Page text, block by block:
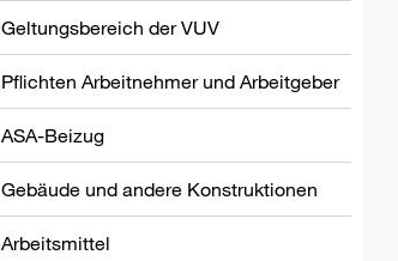
Geltungsbereich der VUV
Pflichten Arbeitnehmer und Arbeitgeber
ASA-Beizug
Gebäude und andere Konstruktionen
Arbeitsmittel